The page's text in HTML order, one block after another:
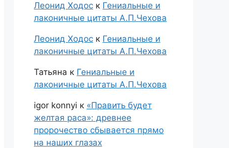
Леонид Ходос к Гениальные и
лаконичные цитаты А.П.Чехова
Леонид Ходос к Гениальные и
лаконичные цитаты А.П.Чехова
Татьяна к Гениальные и
лаконичные цитаты А.П.Чехова
igor konnyi к «Править будет
желтая раса»: древнее
пророчество сбывается прямо
на наших глазах